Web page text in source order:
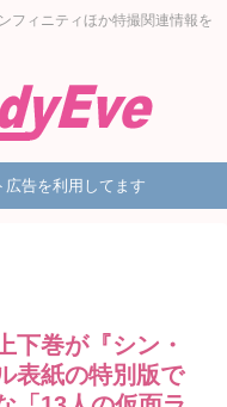
フィニティほか特撮関連情報を
告を利用してます
下巻が『シン・
表紙の特別版で